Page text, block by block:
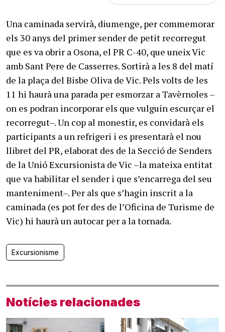
Una caminada servirà, diumenge, per commemorar
els 30 anys del primer sender de petit recorregut
que es va obrir a Osona, el PR C-40, que uneix Vic
amb Sant Pere de Casserres. Sortirà a les 8 del matí
de la plaça del Bisbe Oliva de Vic. Pels volts de les
11 hi haurà una parada per esmorzar a Tavèrnoles –
on es podran incorporar els que vulguin escurçar el
recorregut–. Un cop al monestir, es convidarà els
participants a un refrigeri i es presentarà el nou
llibret del PR, elaborat des de la Secció de Senders
de la Unió Excursionista de Vic –la mateixa entitat
que va habilitar el sender i que s’encarrega del seu
manteniment–. Per als que s’hagin inscrit a la
caminada (es pot fer des de l’Oficina de Turisme de
Vic) hi haurà un autocar per a la tornada.
Excursionisme
Notícies relacionades